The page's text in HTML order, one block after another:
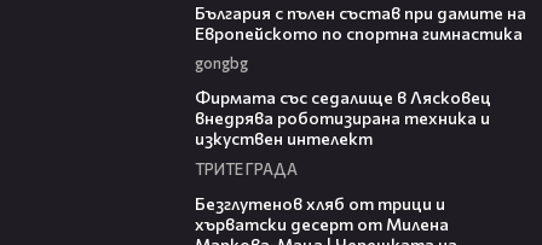
България с пълен състав при дамите на
Европейското по спортна гимнастика
gongbg
Фирмата със седалище в Лясковец
внедрява роботизирана техника и
изкуствен интелект
ТРИТЕ ГРАДА
Безглутенов хляб от трици и
хърватски десерт от Милена